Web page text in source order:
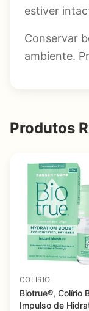
estiver
Conservar
ambiente.
Produtos
COLIRIO
Biotrue®, Colírio
Impulso de